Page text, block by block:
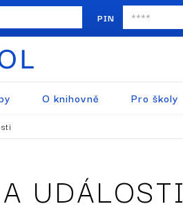
PIN
O knihovně Pro školy
UDÁLOSTI